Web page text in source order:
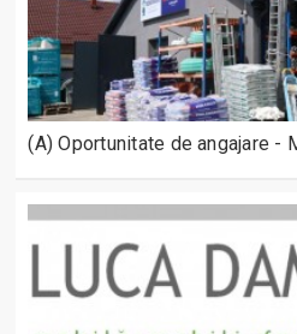
(A) Oportunitate de angajare -